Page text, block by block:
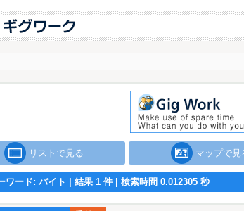
リストで見る マップで見
ワード: バイト | 結果 1 件 | 検索時間 0.012305 秒